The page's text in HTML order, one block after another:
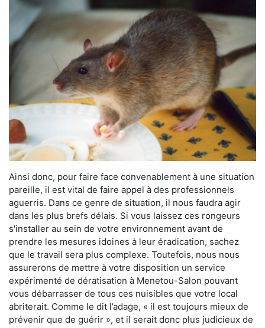
Ainsi donc, pour faire face convenablement à une situation
pareille, il est vital de faire appel à des professionnels
aguerris. Dans ce genre de situation, il nous faudra agir
dans les plus brefs délais. Si vous laissez ces rongeurs
s'installer au sein de votre environnement avant de
prendre les mesures idoines à leur éradication, sachez
que le travail sera plus complexe. Toutefois, nous nous
assurerons de mettre à votre disposition un service
expérimenté de dératisation à Menetou-Salon pouvant
vous débarrasser de tous ces nuisibles que votre local
abriterait. Comme le dit l’adage, « il est toujours mieux de
prévenir que de guérir », et il serait donc plus judicieux de